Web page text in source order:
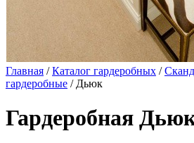
Главная /Каталог гардеробных /
гардеробные / Дьюк
Гардеробная